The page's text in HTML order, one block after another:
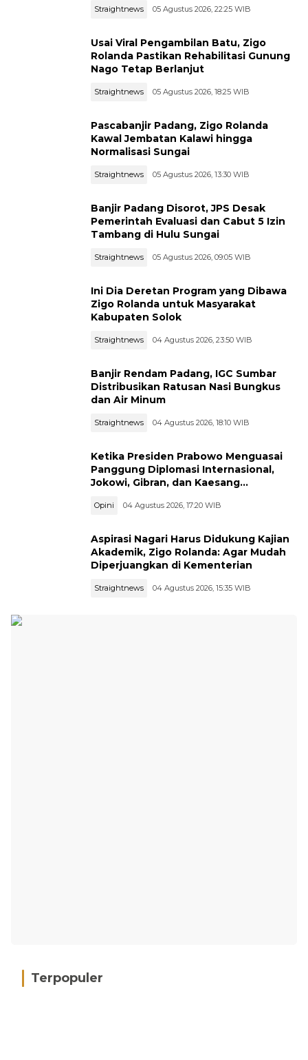
Straightnews 05 Agustus 2026, 22:25 WIB
Usai Viral Pengambilan Batu, Zigo
Rolanda Pastikan Rehabilitasi Gunung
Nago Tetap Berlanjut
Straightnews 05 Agustus 2026, 18:25 WIB
Pascabanjir Padang, Zigo Rolanda
Kawal Jembatan Kalawi hingga
Normalisasi Sungai
Straightnews 05 Agustus 2026, 13:30 WIB
Banjir Padang Disorot, JPS Desak
Pemerintah Evaluasi dan Cabut 5 Izin
Tambang di Hulu Sungai
Straightnews 05 Agustus 2026, 09:05 WIB
Ini Dia Deretan Program yang Dibawa
Zigo Rolanda untuk Masyarakat
Kabupaten Solok
Straightnews 04 Agustus 2026, 23:50 WIB
Banjir Rendam Padang, IGC Sumbar
Distribusikan Ratusan Nasi Bungkus
dan Air Minum
Straightnews 04 Agustus 2026, 18:10 WIB
Ketika Presiden Prabowo Menguasai
Panggung Diplomasi Internasional,
Jokowi, Gibran, dan Kaesang
Opini 04 Agustus 2026, 17:20 WIB
Aspirasi Nagari Harus Didukung Kajian
Akademik, Zigo Rolanda: Agar Mudah
Diperjuangkan di Kementerian
Straightnews 04 Agustus 2026, 15:35 WIB
Terpopuler